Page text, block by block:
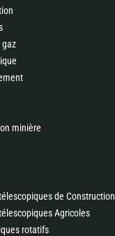
gaz
minière
de Construction
Agricoles
rotatifs